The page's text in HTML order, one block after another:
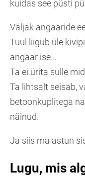
kuidas see püsti
Väljak angaaride
Tuul liigub üle
angaar ise…
Ta ei ürita sulle
Ta lihtsalt seisab,
betoonkuplitega
näinud.
Ja siis ma astun
Lugu, mis